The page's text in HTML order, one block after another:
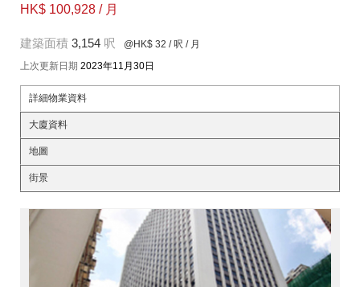
HK$ 100,928 / 月
建築面積 3,154 呎 @HK$ 32 / 呎 / 月
上次更新日期 2023年11月30日
詳細物業資料
大廈資料
地圖
街景